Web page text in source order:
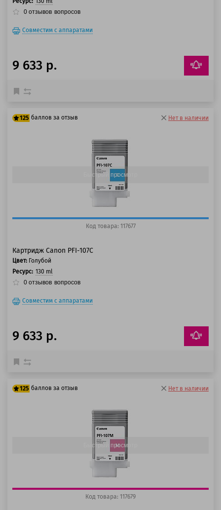
0 отзывов вопросов
Совместим с аппаратами
9 633 р.
125 баллов за отзыв Нет в наличии
Быстрый просмотр
Код товара: 117677
Картридж Canon PFI-107C
Цвет: Голубой
Ресурс: 130 ml
0 отзывов вопросов
Совместим с аппаратами
9 633 р.
125 баллов за отзыв Нет в наличии
Быстрый просмотр
Код товара: 117679